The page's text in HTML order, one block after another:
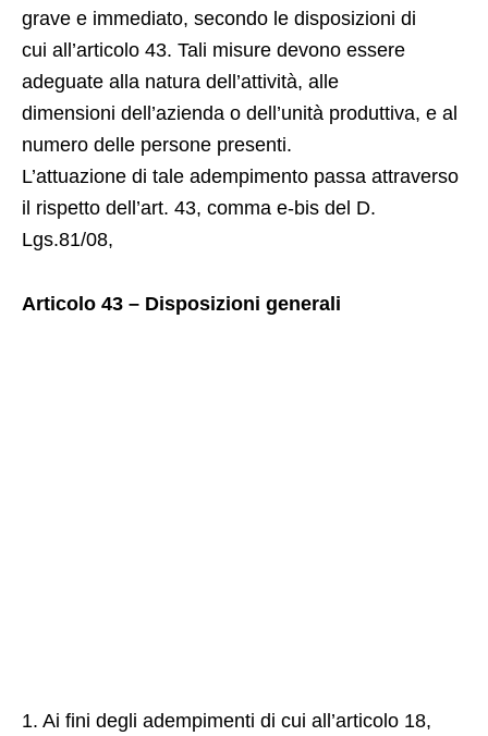
grave e immediato, secondo le disposizioni di
cui all’articolo 43. Tali misure devono essere
adeguate alla natura dell’attività, alle
dimensioni dell’azienda o dell’unità produttiva, e al
numero delle persone presenti.
L’attuazione di tale adempimento passa attraverso
il rispetto dell’art. 43, comma e-bis del D.
Lgs.81/08,
Articolo 43 – Disposizioni generali
1. Ai fini degli adempimenti di cui all’articolo 18,